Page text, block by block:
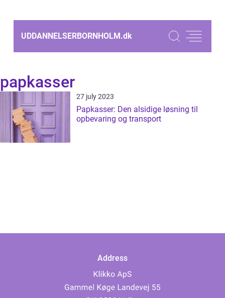
UDDANNELSERBORNHOLM.dk
papkasser
27 july 2023
Papkasser: Den alsidige løsning til
opbevaring og transport
Address